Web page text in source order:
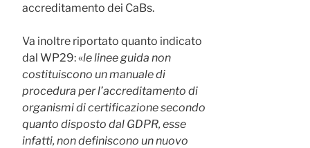
accreditamento dei CaBs.
Va inoltre riportato quanto indicato
dal WP29: «le linee guida non
costituiscono un manuale di
procedura per l’accreditamento di
organismi di certificazione secondo
quanto disposto dal GDPR, esse
infatti, non definiscono un nuovo